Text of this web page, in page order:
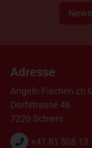
Adresse
Angeln-Fischen.ch
Dorfstrasse 46
7220 Schiers
+41 81 508 13